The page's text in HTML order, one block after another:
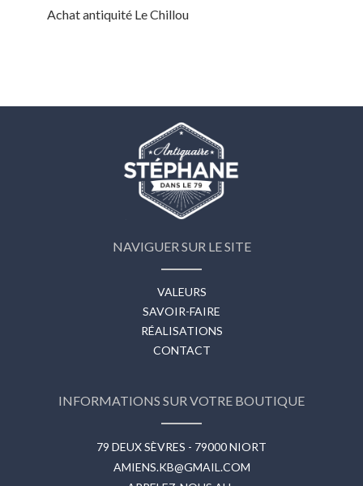
Achat antiquité Le Chillou
NAVIGUER SUR LE SITE
VALEURS
SAVOIR-FAIRE
RÉALISATIONS
CONTACT
INFORMATIONS SUR VOTRE BOUTIQUE
79 DEUX SÈVRES - 79000 NIORT
AMIENS.KB@GMAIL.COM